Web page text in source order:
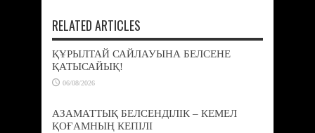
RELATED ARTICLES
ҚҰРЫЛТАЙ САЙЛАУЫНА БЕЛСЕНЕ
ҚАТЫСАЙЫҚ!
06/08/2026
АЗАМАТТЫҚ БЕЛСЕНДІЛІК – КЕМЕЛ
ҚОҒАМНЫҢ КЕПІЛІ